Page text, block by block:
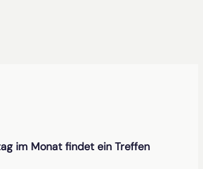
im Monat findet ein Treffen